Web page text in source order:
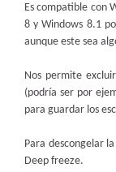
Es compatible con
8 y Windows 8.1
aunque este sea
Nos permite
(podría ser por
para guardar los
Para descongelar
Deep freeze.